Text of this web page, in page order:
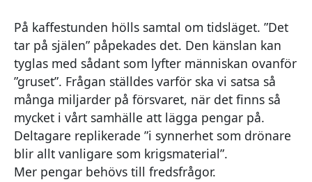
På kaffestunden hölls samtal om tidsläget. ”Det
tar på själen” påpekades det. Den känslan kan
tyglas med sådant som lyfter människan ovanför
”gruset”. Frågan ställdes varför ska vi satsa så
många miljarder på försvaret, när det finns så
mycket i vårt samhälle att lägga pengar på.
Deltagare replikerade ”i synnerhet som drönare
blir allt vanligare som krigsmaterial”.
Mer pengar behövs till fredsfrågor.